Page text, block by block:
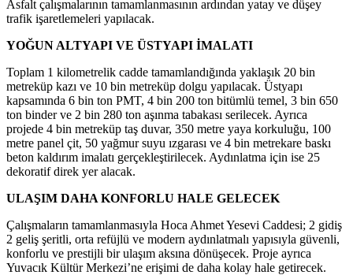
Asfalt çalışmalarının tamamlanmasının ardından yatay ve düşey
trafik işaretlemeleri yapılacak.
YOĞUN ALTYAPI VE ÜSTYAPI İMALATI
Toplam 1 kilometrelik cadde tamamlandığında yaklaşık 20 bin
metreküp kazı ve 10 bin metreküp dolgu yapılacak. Üstyapı
kapsamında 6 bin ton PMT, 4 bin 200 ton bitümlü temel, 3 bin 650
ton binder ve 2 bin 280 ton aşınma tabakası serilecek. Ayrıca
projede 4 bin metreküp taş duvar, 350 metre yaya korkuluğu, 100
metre panel çit, 50 yağmur suyu ızgarası ve 4 bin metrekare baskı
beton kaldırım imalatı gerçekleştirilecek. Aydınlatma için ise 25
dekoratif direk yer alacak.
ULAŞIM DAHA KONFORLU HALE GELECEK
Çalışmaların tamamlanmasıyla Hoca Ahmet Yesevi Caddesi; 2 gidiş
2 geliş şeritli, orta refüjlü ve modern aydınlatmalı yapısıyla güvenli,
konforlu ve prestijli bir ulaşım aksına dönüşecek. Proje ayrıca
Yuvacık Kültür Merkezi’ne erişimi de daha kolay hale getirecek.